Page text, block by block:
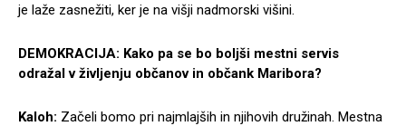
je laže zasnežiti, ker je na višji nadmorski višini.
DEMOKRACIJA: Kako pa se bo boljši mestni servis
odražal v življenju občanov in občank Maribora?
Kaloh: Začeli bomo pri najmlajših in njihovih družinah. Mestna